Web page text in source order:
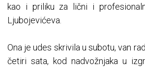
kao i priliku za lični i
Ljubojevićeva.
Ona je udes skrivila u subotu, van
četiri sata, kod nadvožnjaka u